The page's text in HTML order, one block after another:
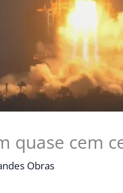
quase cem
Obras